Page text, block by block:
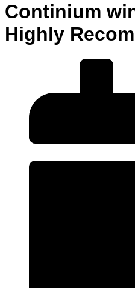
Continium
Highly